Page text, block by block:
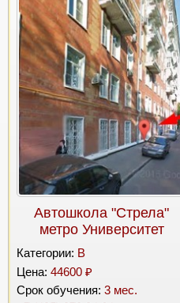
Автошкола "Стрела"
метро Университет
Категории: B
Цена: 44600 ₽
Срок обучения: 3 мес.